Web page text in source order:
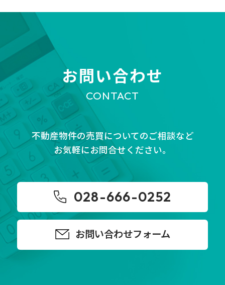
お問い合わせ
CONTACT
不動産物件の売買についてのご相談など
お気軽にお問合せください。
028-666-0252
お問い合わせフォーム